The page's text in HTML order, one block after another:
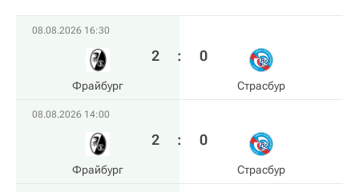
08.08.2026 16:30
Фрайбург
2 : 0
Страсбур
08.08.2026 14:00
Фрайбург
2 : 0
Страсбур